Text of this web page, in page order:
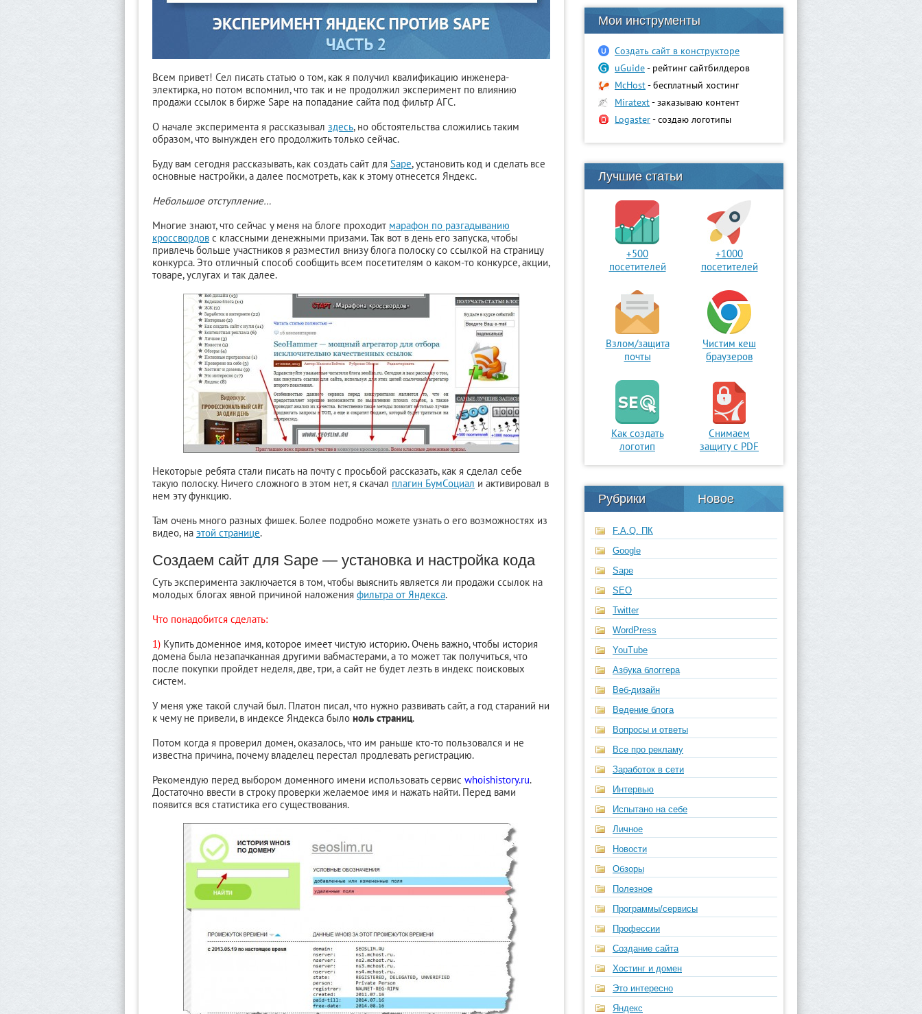
Всем привет! Сел писать статью о том, как я получил квалификацию инженера-
электирка, но потом вспомнил, что так и не продолжил эксперимент по влиянию
продажи ссылок в бирже Sape на попадание сайта под фильтр АГС.
О начале эксперимента я рассказывал здесь, но обстоятельства сложились таким
образом, что вынужден его продолжить только сейчас.
Буду вам сегодня рассказывать, как создать сайт для Sape, установить код и сделать все
основные настройки, а далее посмотреть, как к этому отнесется Яндекс.
Небольшое отступление…
Многие знают, что сейчас у меня на блоге проходит марафон по разгадыванию
кроссвордов с классными денежными призами. Так вот в день его запуска, чтобы
привлечь больше участников я разместил внизу блога полоску со ссылкой на страницу
конкурса. Это отличный способ сообщить всем посетителям о каком-то конкурсе, акции,
товаре, услугах и так далее.
Некоторые ребята стали писать на почту с просьбой рассказать, как я сделал себе
такую полоску. Ничего сложного в этом нет, я скачал плагин БумСоциал и активировал в
нем эту функцию.
Там очень много разных фишек. Более подробно можете узнать о его возможностях из
видео, на этой странице.
Создаем сайт для Sape — установка и настройка кода
Суть эксперимента заключается в том, чтобы выяснить является ли продажи ссылок на
молодых блогах явной причиной наложения фильтра от Яндекса.
Что понадобится сделать:
1) Купить доменное имя, которое имеет чистую историю. Очень важно, чтобы история
домена была незапачканная другими вабмастерами, а то может так получиться, что
после покупки пройдет неделя, две, три, а сайт не будет лезть в индекс поисковых
систем.
У меня уже такой случай был. Платон писал, что нужно развивать сайт, а год стараний ни
к чему не привели, в индексе Яндекса было ноль страниц.
Потом когда я проверил домен, оказалось, что им раньше кто-то пользовался и не
известна причина, почему владелец перестал продлевать регистрацию.
Рекомендую перед выбором доменного имени использовать сервис whoishistory.ru.
Достаточно ввести в строку проверки желаемое имя и нажать найти. Перед вами
появится вся статистика его существования.
Мои инструменты
Создать сайт в конструкторе
uGuidе- рейтинг сайтбилдеров
McHost- бесплатный хостинг
Miratext- заказываю контент
Logaster- создаю логотипы
Лучшие статьи
+500
посетителей
+1000
посетителей
Взлом/защита
почты
Чистим кеш
браузеров
Как создать
логотип
Снимаем
защиту с PDF
Рубрики Новое
F.A.Q. ПК
Google
Sape
SEO
Twitter
WordPress
YouTube
Азбука блоггера
Веб-дизайн
Ведение блога
Вопросы и ответы
Все про рекламу
Заработок в сети
Интервью
Испытано на себе
Личное
Новости
Обзоры
Полезное
Программы/сервисы
Профессии
Создание сайта
Хостинг и домен
Это интересно
Яндекс